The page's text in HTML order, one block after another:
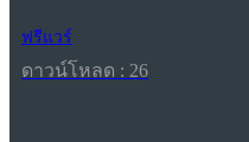
ฟรีแวร์
ดาวน์โหลด : 26